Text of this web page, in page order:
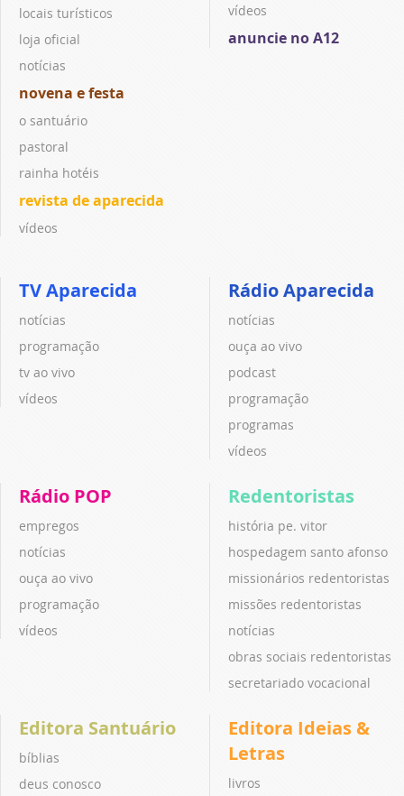
locais turísticos
loja oficial
notícias
novena e festa
o santuário
pastoral
rainha hotéis
revista de aparecida
vídeos
vídeos
anuncie no A12
TV Aparecida
notícias
programação
tv ao vivo
vídeos
Rádio Aparecida
notícias
ouça ao vivo
podcast
programação
programas
vídeos
Rádio POP
empregos
notícias
ouça ao vivo
programação
vídeos
Redentoristas
história pe. vitor
hospedagem santo afonso
missionários redentoristas
missões redentoristas
notícias
obras sociais redentoristas
secretariado vocacional
Editora Santuário
bíblias
deus conosco
Editora Ideias &
Letras
livros